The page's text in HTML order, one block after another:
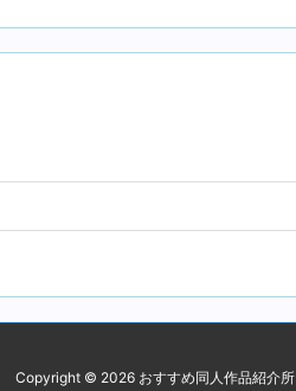
Copyright © 2026 おすすめ同人作品紹介所